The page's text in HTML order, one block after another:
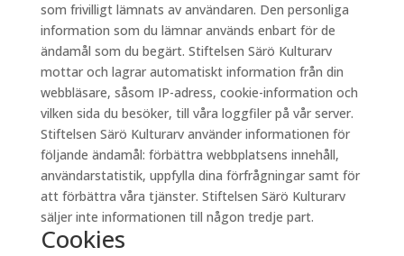
som frivilligt lämnats av användaren. Den personliga
information som du lämnar används enbart för de
ändamål som du begärt. Stiftelsen Särö Kulturarv
mottar och lagrar automatiskt information från din
webbläsare, såsom IP-adress, cookie-information och
vilken sida du besöker, till våra loggfiler på vår server.
Stiftelsen Särö Kulturarv använder informationen för
följande ändamål: förbättra webbplatsens innehåll,
användarstatistik, uppfylla dina förfrågningar samt för
att förbättra våra tjänster. Stiftelsen Särö Kulturarv
säljer inte informationen till någon tredje part.
Cookies